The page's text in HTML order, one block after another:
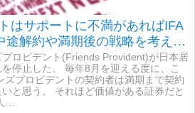
はサポートに不満があればIFA
途解約や満期後の戦略を考えて
勧め！
ロビデント(Friends Provident)が日本居
停止した。 毎年8月を迎える度に、こ
ズプロビデントの契約者は満期まで契約
と思う。 それほど価値がある証券だと
…